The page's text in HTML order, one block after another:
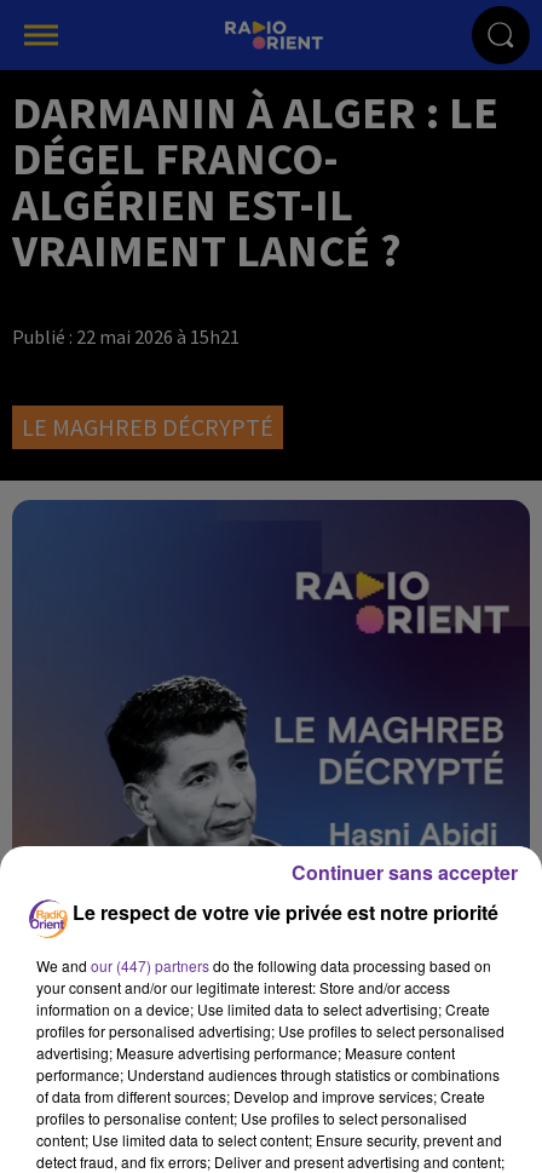
DARMANIN À ALGER : LE
DÉGEL FRANCO-
ALGÉRIEN EST-IL
VRAIMENT LANCÉ ?
Publié : 22 mai 2026 à 15h21
LE MAGHREB DÉCRYPTÉ
Algérie France Le Maghreb décrypté
Le respect de votre vie privée est notre priorité
We and our (447) partnersdo the following data processing based on
your consent and/or our legitimate interest: Store and/or access
information on a device; Use limited data to select advertising; Create
profiles for personalised advertising; Use profiles to select personalised
advertising; Measure advertising performance; Measure content
performance; Understand audiences through statistics or combinations
of data from different sources; Develop and improve services; Create
profiles to personalise content; Use profiles to select personalised
content; Use limited data to select content; Ensure security, prevent and
detect fraud, and fix errors; Deliver and present advertising and content;
Continuer sans accepter